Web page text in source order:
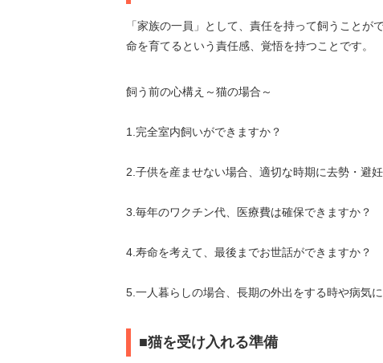
「家族の一員」として、責任を持って飼うことが
命を育てるという責任感、覚悟を持つことです。
飼う前の心構え～猫の場合～
1.完全室内飼いができますか？
2.子供を産ませない場合、適切な時期に去勢・避
3.毎年のワクチン代、医療費は確保できますか？
4.寿命を考えて、最後までお世話ができますか？
5.一人暮らしの場合、長期の外出をする時や病気
■猫を受け入れる準備